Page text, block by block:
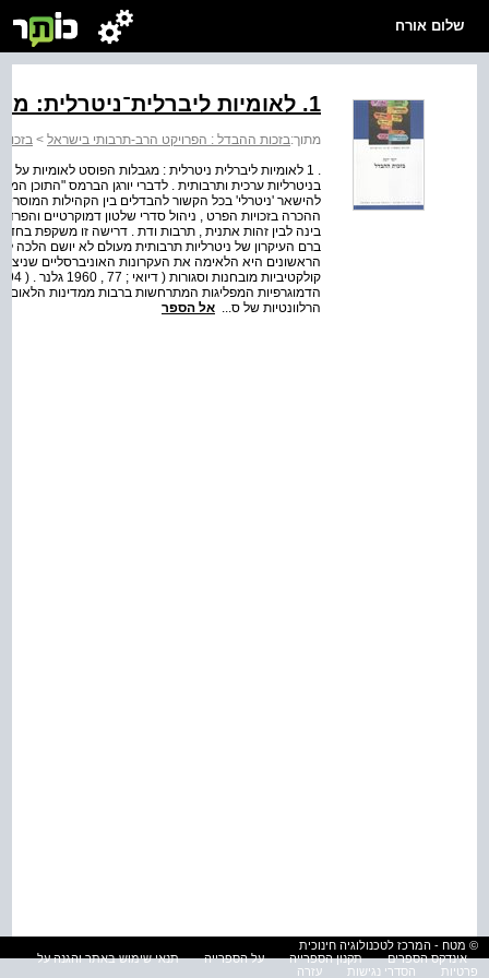
שלום אורח
1. לאומיות ליברלית־ניטרלית: מגבלות הפוסט־לאומיות
מתוך:בזכות ההבדל : הפרויקט הרב-תרבותי בישראל >
. 1 לאומיות ליברלית ניטרלית : מגבלות הפוסט לאומיות
בניטרליות ערכית ותרבותית . לדברי יורגן הברמס "התוכן
ההכרה בזכויות הפרט , ניהול סדרי שלטון דמוקרטיים
בינה לבין זהות אתנית , תרבות ודת . דרישה זו משקפת
ברם העיקרון של ניטרליות תרבותית מעולם לא יושם
הראשונים היא הלאימה את העקרונות האוניברסליים
הרלוונטיות של ס... אל הספר
© מטח - המרכז לטכנולוגיה חינוכית
אינדקס הספרים
תקנון הספרייה על הספרייה
תנאי שימוש באתר והגנה על
פרטיות
הסדרי נגישות עזרה